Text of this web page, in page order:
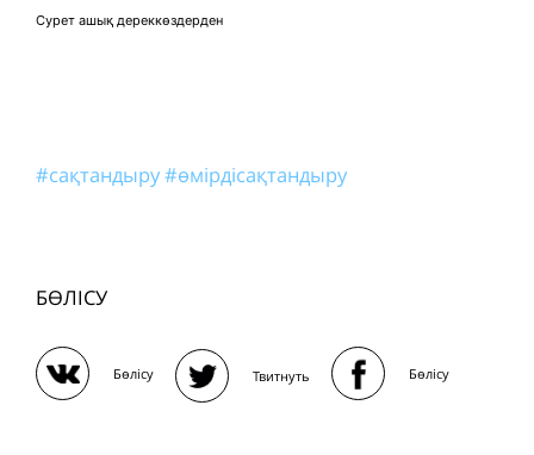
Сурет ашық дереккөздерден
#сақтандыру#өмірдісақтандыру
БӨЛІСУ
Бөлісу Твитнуть Бөлісу